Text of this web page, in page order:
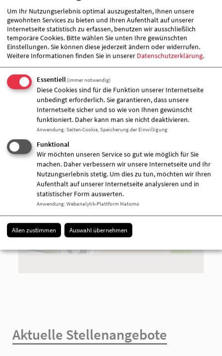
Angebote für
Jugendliche
Kinder
Träger
AWO-OPR gemeinnützige Sozialgesellschaft
mbH
+
−
Aktuelle Stellenangebote
Um Ihr Nutzungserlebnis optimal auszugestalten, Ihnen unsere
gewohnten Services zu bieten und Ihren Aufenthalt auf unserer
Internetseite statistisch zu erfassen, benutzen wir ausschließlich
temporäre Cookies. Bitte wählen Sie unten Ihre gewünschten
Einstellungen. Sie können diese jederzeit ändern oder widerrufen.
Weitere Informationen finden Sie in unserer Datenschutzerklärung.
Essentiell (immer notwendig)
Diese Cookies sind für die Funktion unserer Internetseite
unbedingt erforderlich. Sie garantieren, dass unsere
Internetseite sicher und so wie von Ihnen gewünscht
funktioniert. Daher kann man sie nicht deaktivieren.
Anwendung: Seiten-Cookie, Speicherung der Einwilligung
Funktional
Wir möchten unseren Service so gut wie möglich für Sie
machen. Daher verbessern wir unsere Internetseite und Ihr
Nutzungserlebnis stetig. Um dies zu tun, möchten wir Ihren
Aufenthalt auf unserer Internetseite analysieren und in
statistischer Form auswerten.
Anwendung: Webanalytik-Plattform Matomo
Allen zustimmen Auswahl übernehmen